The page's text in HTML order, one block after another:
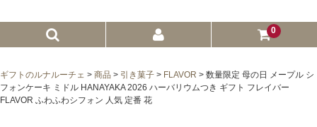
0
プチギフト
ギフトのルナルーチェ > 商品 > 引き菓子 > FLAVOR > 数量限定 母の日 メープル シ
フォンケーキ ミドル HANAYAKA 2026 ハーバリウムつき ギフト フレイバー
FLAVOR ふわふわシフォン 人気 定番 花